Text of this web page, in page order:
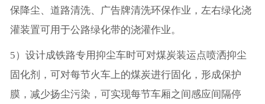
保降尘、道路清洗、广告牌清洗环保作业，左右绿化浇
灌装置可用于公路绿化带的浇灌作业。
5）设计成铁路专用抑尘车时可对煤炭装运点喷洒抑尘
固化剂，可对每节火车上的煤炭进行固化，形成保护
膜，减少扬尘污染，可实现每节车厢之间感应间隔停